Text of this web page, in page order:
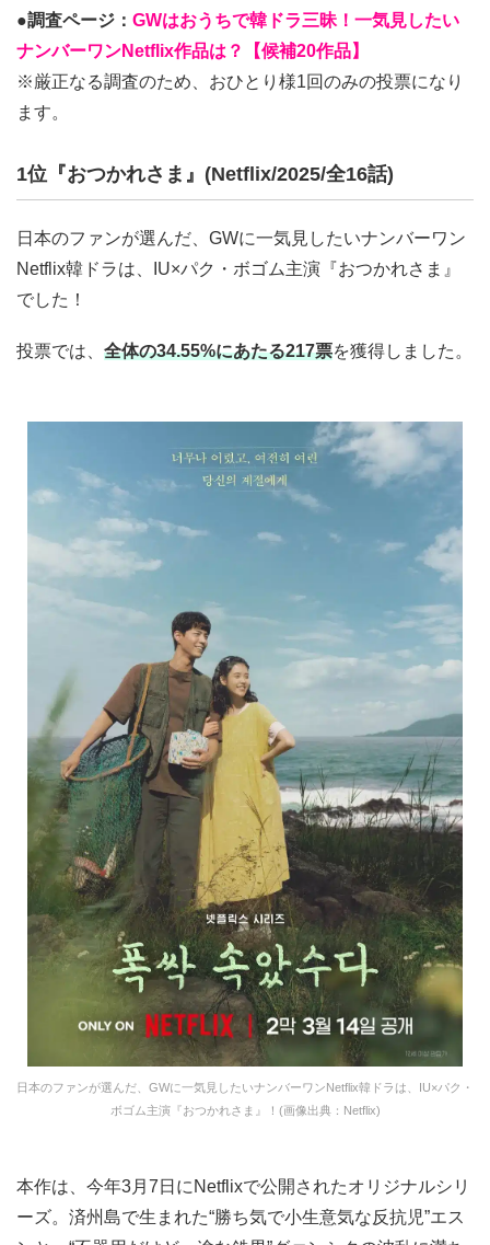
●調査ページ： GWはおうちで韓ドラ三昧！一気見したい
ナンバーワンNetflix作品は？【候補20作品】
※厳正なる調査のため、おひとり様1回のみの投票になり
ます。
1位『おつかれさま』(Netflix/2025/全16話)
日本のファンが選んだ、GWに一気見したいナンバーワン
Netflix韓ドラは、IU×パク・ボゴム主演『おつかれさま』
でした！
投票では、 全体の34.55%にあたる217票を獲得しました。
日本のファンが選んだ、GWに一気見したいナンバーワンNetflix韓ドラは、IU×パク・
ボゴム主演『おつかれさま』！(画像出典：Netflix)
本作は、今年3月7日にNetflixで公開されたオリジナルシリ
ーズ。済州島で生まれた“勝ち気で小生意気な反抗児”エス